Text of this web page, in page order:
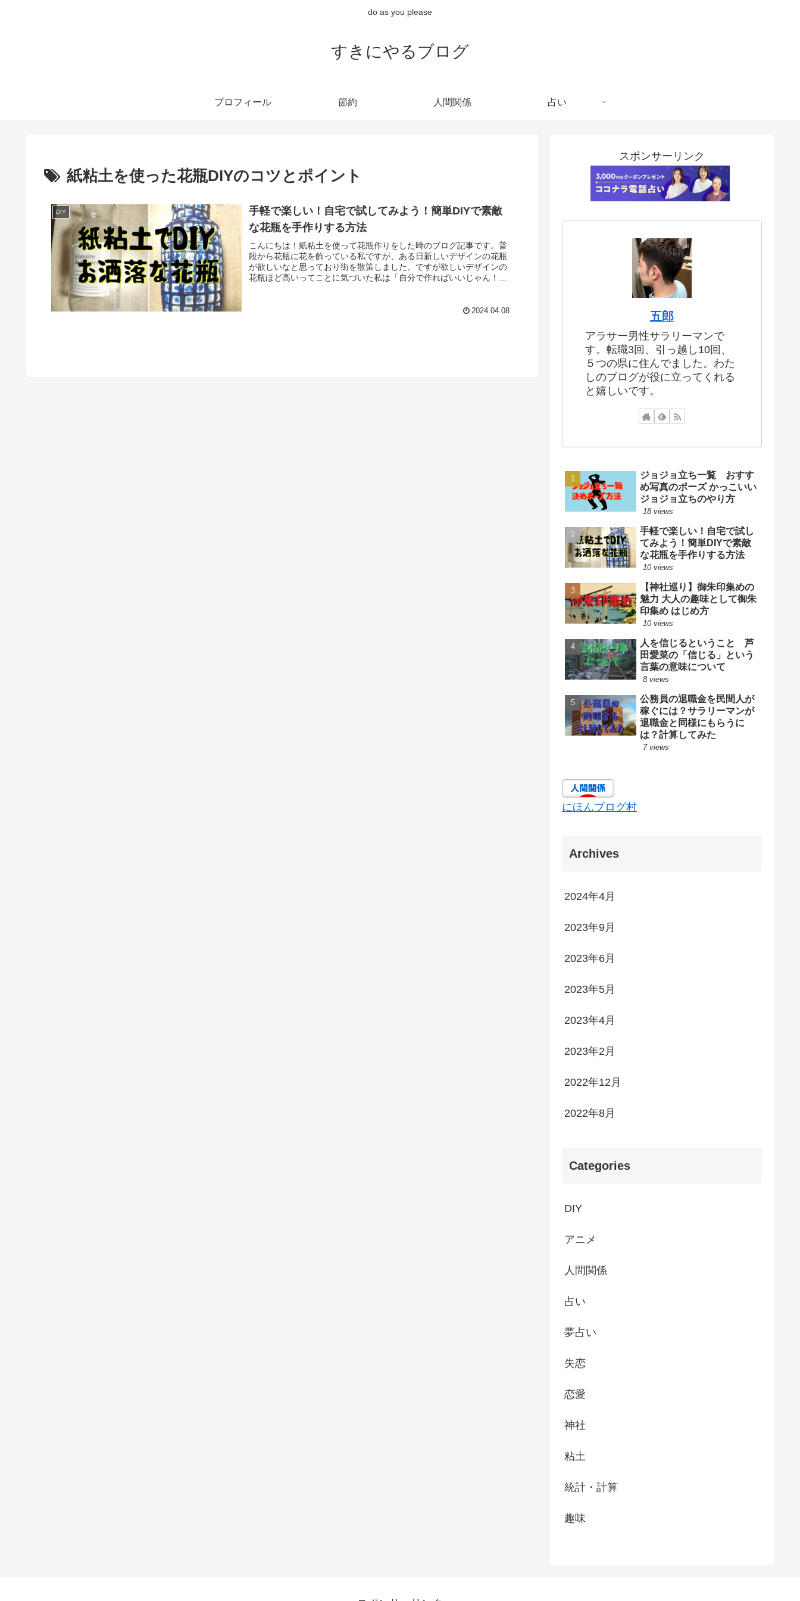
do as you please
すきにやるブログ
プロフィール 節約 人間関係 占い
紙粘土を使った花瓶DIYのコツとポイント
DIY
手軽で楽しい！自宅で試してみよう！簡単DIYで素敵
な花瓶を手作りする方法
こんにちは！紙粘土を使って花瓶作りをした時のブログ記事です。普
段から花瓶に花を飾っている私ですが、ある日新しいデザインの花瓶
が欲しいなと思っており街を散策しました。ですが欲しいデザインの
花瓶ほど高いってことに気づいた私は「自分で作ればいいじゃん！」
2024.04.08
スポンサーリンク
五郎
アラサー男性サラリーマンで
す。転職3回、引っ越し10回、
５つの県に住んでました。わた
しのブログが役に立ってくれる
と嬉しいです。
ジョジョ立ち一覧 おすす
め写真のポーズ かっこいい
ジョジョ立ちのやり方
18 views
手軽で楽しい！自宅で試し
てみよう！簡単DIYで素敵
な花瓶を手作りする方法
10 views
【神社巡り】御朱印集めの
魅力 大人の趣味として御朱
印集め はじめ方
10 views
人を信じるということ 芦
田愛菜の「信じる」という
言葉の意味について
8 views
公務員の退職金を民間人が
稼ぐには？サラリーマンが
退職金と同様にもらうに
は？計算してみた
7 views
にほんブログ村
Archives
2024年4月
2023年9月
2023年6月
2023年5月
2023年4月
2023年2月
2022年12月
2022年8月
Categories
DIY
アニメ
人間関係
占い
夢占い
失恋
恋愛
神社
粘土
統計・計算
趣味